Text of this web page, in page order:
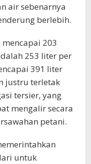
air sebenarnya
berlebih.
203
253 liter per
391 liter
justru terletak
tersier, yang
mengalir secara
petani.
untuk